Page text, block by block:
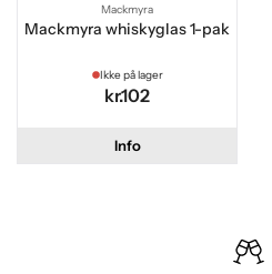
Mackmyra
Mackmyra whiskyglas 1-pak
Ikke på lager
kr.102
Info